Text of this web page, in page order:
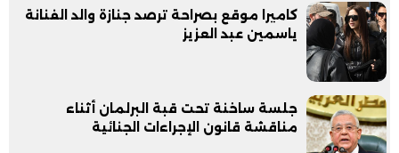
كاميرا موقع بصراحة ترصد جنازة والد الفنانة
ياسمين عبد العزيز
جلسة ساخنة تحت قبة البرلمان أثناء
مناقشة قانون الإجراءات الجنائية